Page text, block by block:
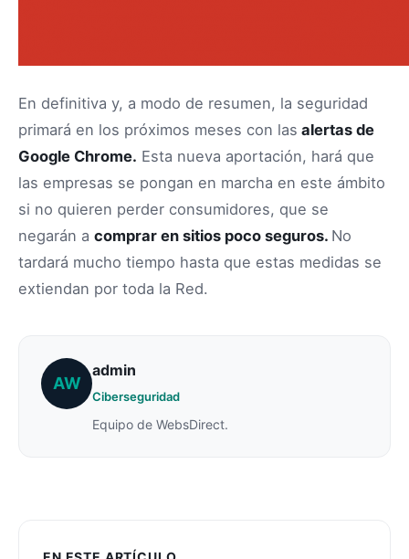
En definitiva y, a modo de resumen, la seguridad
primará en los próximos meses con las alertas de
Google Chrome. Esta nueva aportación, hará que
las empresas se pongan en marcha en este ámbito
si no quieren perder consumidores, que se
negarán a comprar en sitios poco seguros. No
tardará mucho tiempo hasta que estas medidas se
extiendan por toda la Red.
AW
admin
Ciberseguridad
Equipo de WebsDirect.